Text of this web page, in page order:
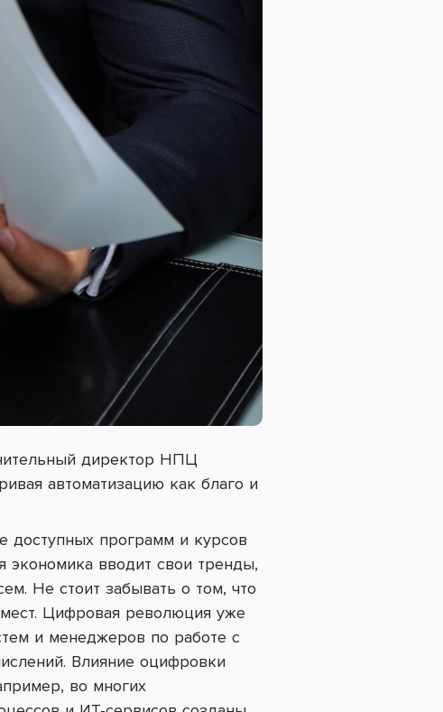
директор НПЦ
автоматизацию как благо и
доступных программ и курсов
вводит свои тренды,
Не стоит забывать о том, что
Цифровая революция уже
и менеджеров по работе с
Влияние оцифровки
во многих